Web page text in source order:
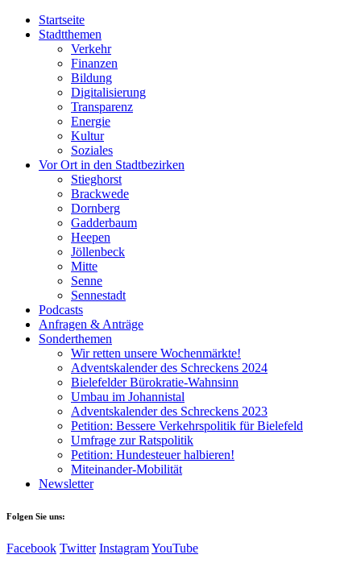
Startseite
Stadtthemen
Verkehr
Finanzen
Bildung
Digitalisierung
Transparenz
Energie
Kultur
Soziales
Vor Ort in den Stadtbezirken
Stieghorst
Brackwede
Dornberg
Gadderbaum
Heepen
Jöllenbeck
Mitte
Senne
Sennestadt
Podcasts
Anfragen & Anträge
Sonderthemen
Wir retten unsere Wochenmärkte!
Adventskalender des Schreckens 2024
Bielefelder Bürokratie-Wahnsinn
Umbau im Johannistal
Adventskalender des Schreckens 2023
Petition: Bessere Verkehrspolitik für Bielefeld​​
Umfrage zur Ratspolitik
Petition: Hundesteuer halbieren!
Miteinander-Mobilität
Newsletter
Folgen Sie uns:
Facebook Twitter InstagramYouTube